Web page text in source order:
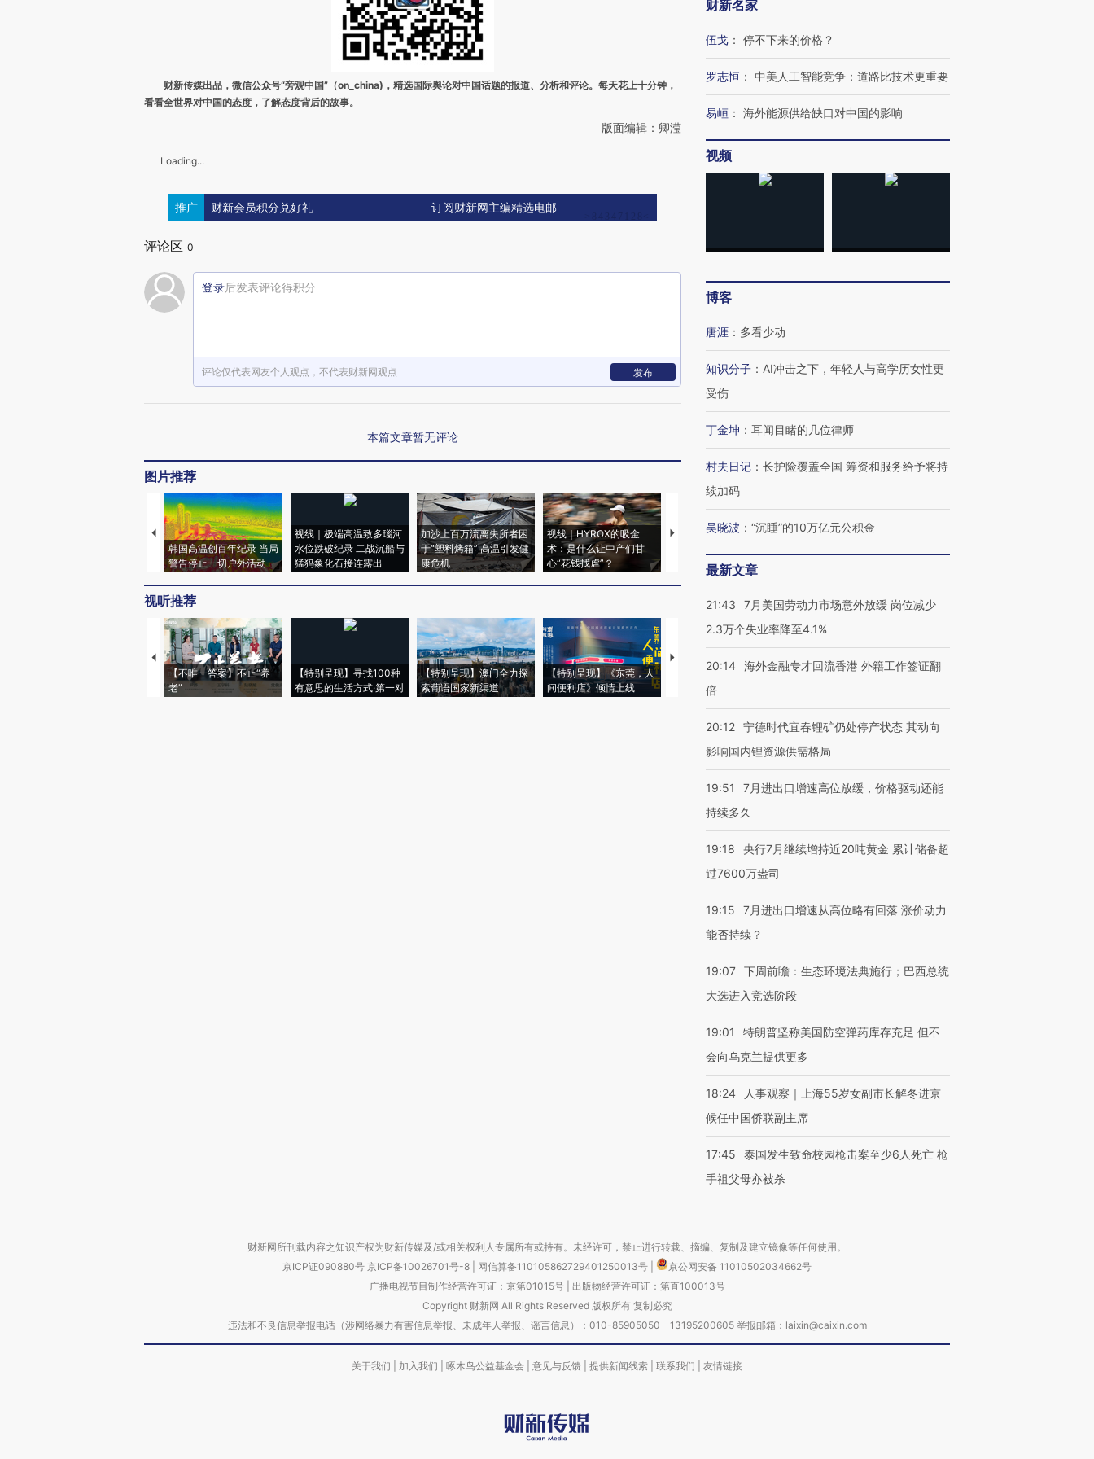
财新传媒出品，微信公众号“旁观中国”（on_china)，精选国际舆论对中国话题的报道、分析和评论。每天花上十分钟，
看看全世界对中国的态度，了解态度背后的故事。
版面编辑：卿滢
Loading...
推广 财新会员积分兑好礼 订阅财新网主编精选电邮
评论区 0
登录后发表评论得积分
评论仅代表网友个人观点，不代表财新网观点 发布
本篇文章暂无评论
图片推荐
韩国高温创百年纪录 当局
警告停止一切户外活动
视线｜极端高温致多瑙河
水位跌破纪录 二战沉船与
猛犸象化石接连露出
加沙上百万流离失所者困
于“塑料烤箱” 高温引发健
康危机
视线｜HYROX的吸金
术：是什么让中产们甘
心“花钱找虐”？
马航飞行员跨国走私7万
视线｜被称为“蟑螂”的印
视听推荐
【不唯一答案】不止“养
老”
【特别呈现】寻找100种
有意思的生活方式·第一对
【特别呈现】澳门全力探
索葡语国家新渠道
【特别呈现】《东莞，人
间便利店》倾情上线
【推广】走进第四届链博
会，让数智科技“链”接产
【特别呈现】寻找100种
【商旅对话】华住集团
CFO：不靠规模取胜，华
财新名家
伍戈 ： 停不下来的价格？
罗志恒 ： 中美人工智能竞争：道路比技术更重要
易峘 ： 海外能源供给缺口对中国的影响
视频
博客
唐涯 ： 多看少动
知识分子 ： AI冲击之下，年轻人与高学历女性更
受伤
丁金坤 ： 耳闻目睹的几位律师
村夫日记 ： 长护险覆盖全国 筹资和服务给予将持
续加码
吴晓波 ： “沉睡”的10万亿元公积金
最新文章
21:43
7月美国劳动力市场意外放缓 岗位减少
2.3万个失业率降至4.1%
20:14 海外金融专才回流香港 外籍工作签证翻
倍
20:12 宁德时代宜春锂矿仍处停产状态 其动向
影响国内锂资源供需格局
19:51
7月进出口增速高位放缓，价格驱动还能
持续多久
19:18
央行7月继续增持近20吨黄金 累计储备超
过7600万盎司
19:15
7月进出口增速从高位略有回落 涨价动力
能否持续？
19:07 下周前瞻：生态环境法典施行；巴西总统
大选进入竞选阶段
19:01
特朗普坚称美国防空弹药库存充足 但不
会向乌克兰提供更多
18:24
人事观察｜上海55岁女副市长解冬进京
候任中国侨联副主席
17:45
泰国发生致命校园枪击案至少6人死亡 枪
手祖父母亦被杀
财新网所刊载内容之知识产权为财新传媒及/或相关权利人专属所有或持有。未经许可，禁止进行转载、摘编、复制及建立镜像等任何使用。
京ICP证090880号 京ICP备10026701号-8 网信算备110105862729401250013号
京公网安备 11010502034662号
广播电视节目制作经营许可证：京第01015号| 出版物经营许可证：第直100013号
Copyright 财新网 All Rights Reserved 版权所有 复制必究
违法和不良信息举报电话（涉网络暴力有害信息举报、未成年人举报、谣言信息）：010-85905050 13195200605 举报邮箱：laixin@caixin.com
关于我们 加入我们 啄木鸟公益基金会 意见与反馈 提供新闻线索 联系我们 友情链接